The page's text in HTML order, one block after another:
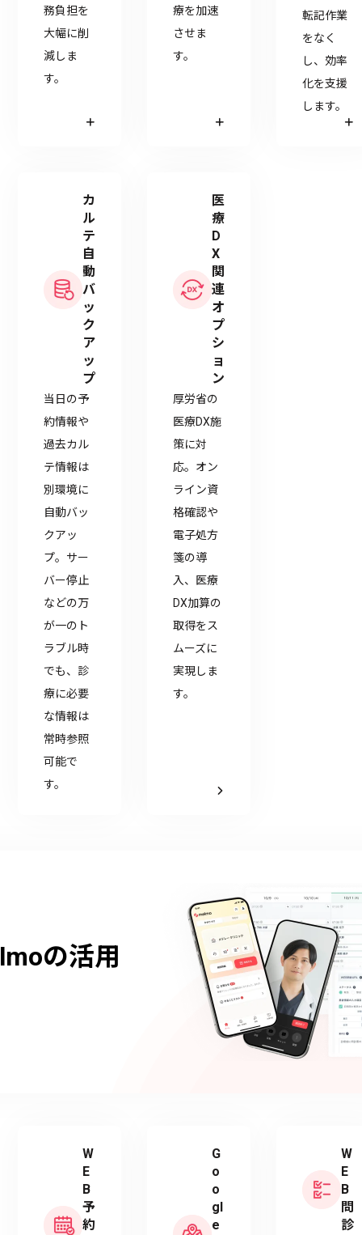
務負担を
大幅に削
減しま
す。
療を加速
させま
す。
転記作業
をなく
し、効率
化を支援
します。
カ
ル
テ
自
動
バ
ッ
ク
ア
ッ
プ
当日の予
約情報や
過去カル
テ情報は
別環境に
自動バッ
クアッ
プ。サー
バー停止
などの万
が一のト
ラブル時
でも、診
療に必要
な情報は
常時参照
可能で
す。
医
療
D
X
関
連
オ
プ
シ
ョ
ン
厚労省の
医療DX施
策に対
応。オン
ライン資
格確認や
電子処方
箋の導
入、医療
DX加算の
取得をス
ムーズに
実現しま
す。
の活用
W
E
B
予
約
G
o
o
gl
e
W
E
B
問
診